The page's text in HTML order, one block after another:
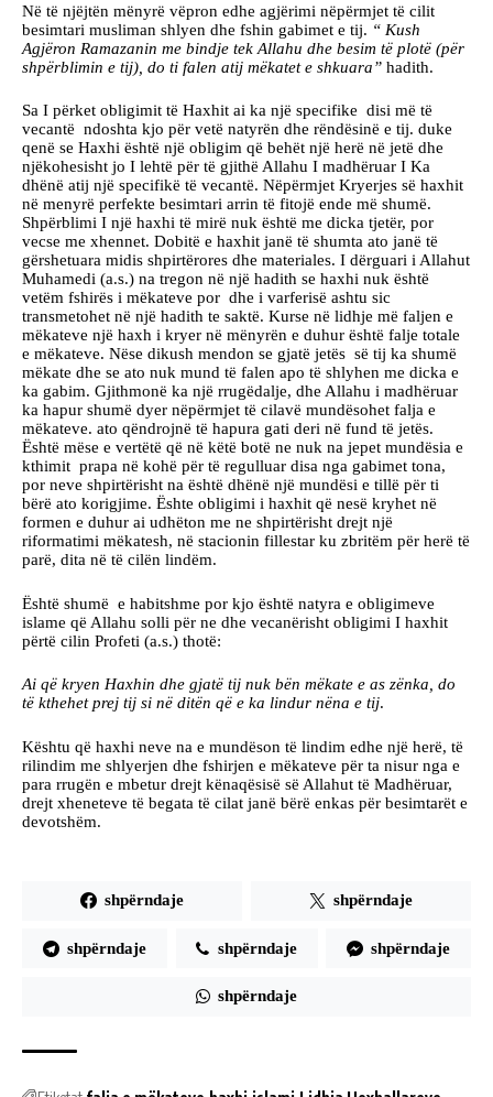
Në të njëjtën mënyrë vëpron edhe agjërimi nëpërmjet të cilit
besimtari musliman shlyen dhe fshin gabimet e tij. “ Kush
Agjëron Ramazanin me bindje tek Allahu dhe besim të plotë (për
shpërblimin e tij), do ti falen atij mëkatet e shkuara” hadith.
Sa I përket obligimit të Haxhit ai ka një specifike disi më të
vecantë ndoshta kjo për vetë natyrën dhe rëndësinë e tij. duke
qenë se Haxhi është një obligim që behët një herë në jetë dhe
njëkohesisht jo I lehtë për të gjithë Allahu I madhëruar I Ka
dhënë atij një specifikë të vecantë. Nëpërmjet Kryerjes së haxhit
në menyrë perfekte besimtari arrin të fitojë ende më shumë.
Shpërblimi I një haxhi të mirë nuk është me dicka tjetër, por
vecse me xhennet. Dobitë e haxhit janë të shumta ato janë të
gërshetuara midis shpirtërores dhe materiales. I dërguari i Allahut
Muhamedi (a.s.) na tregon në një hadith se haxhi nuk është
vetëm fshirës i mëkateve por dhe i varferisë ashtu sic
transmetohet në një hadith te saktë. Kurse në lidhje më faljen e
mëkateve një haxh i kryer në mënyrën e duhur është falje totale
e mëkateve. Nëse dikush mendon se gjatë jetës së tij ka shumë
mëkate dhe se ato nuk mund të falen apo të shlyhen me dicka e
ka gabim. Gjithmonë ka një rrugëdalje, dhe Allahu i madhëruar
ka hapur shumë dyer nëpërmjet të cilavë mundësohet falja e
mëkateve. ato qëndrojnë të hapura gati deri në fund të jetës.
Është mëse e vertëtë që në këtë botë ne nuk na jepet mundësia e
kthimit prapa në kohë për të regulluar disa nga gabimet tona,
por neve shpirtërisht na është dhënë një mundësi e tillë për ti
bërë ato korigjime. Ështe obligimi i haxhit që nesë kryhet në
formen e duhur ai udhëton me ne shpirtërisht drejt një
riformatimi mëkatesh, në stacionin fillestar ku zbritëm për herë të
parë, dita në të cilën lindëm.
Është shumë e habitshme por kjo është natyra e obligimeve
islame që Allahu solli për ne dhe vecanërisht obligimi I haxhit
përtë cilin Profeti (a.s.) thotë:
Ai që kryen Haxhin dhe gjatë tij nuk bën mëkate e as zënka, do
të kthehet prej tij si në ditën që e ka lindur nëna e tij.
Kështu që haxhi neve na e mundëson të lindim edhe një herë, të
rilindim me shlyerjen dhe fshirjen e mëkateve për ta nisur nga e
para rrugën e mbetur drejt kënaqësisë së Allahut të Madhëruar,
drejt xheneteve të begata të cilat janë bërë enkas për besimtarët e
devotshëm.
shpërndaje shpërndaje
shpërndaje shpërndaje shpërndaje
shpërndaje